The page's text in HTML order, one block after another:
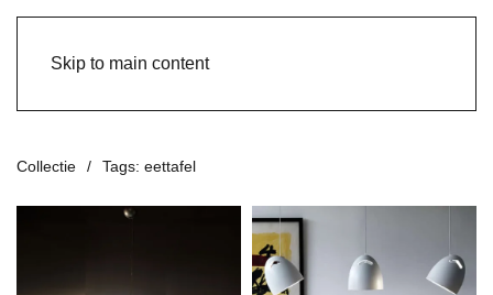
Skip to main content
Collectie Tags: eettafel